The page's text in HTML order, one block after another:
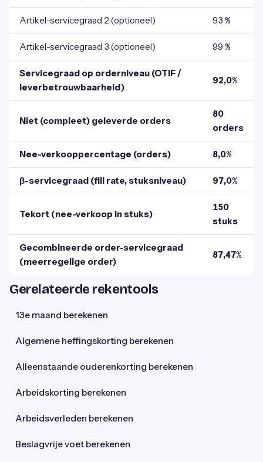
Artikel-servicegraad 2 (optioneel) 93 %
Artikel-servicegraad 3 (optioneel) 99 %
Servicegraad op orderniveau (OTIF /
leverbetrouwbaarheid)
92,0%
Niet (compleet) geleverde orders
80
orders
Nee-verkooppercentage (orders) 8,0%
β-servicegraad (fill rate, stuksniveau) 97,0%
Tekort (nee-verkoop in stuks)
150
stuks
Gecombineerde order-servicegraad
(meerregelige order)
87,47%
Gerelateerde rekentools
13e maand berekenen
Algemene heffingskorting berekenen
Alleenstaande ouderenkorting berekenen
Arbeidskorting berekenen
Arbeidsverleden berekenen
Beslagvrije voet berekenen